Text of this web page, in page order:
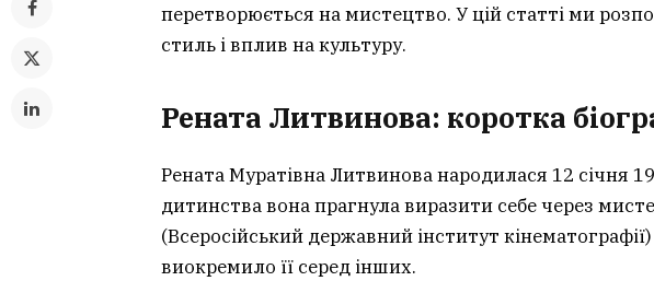
перетворюється на мистецтво. У цій статті ми
стиль і вплив на культуру.
Рената Литвинова: коротка
Рената Муратівна Литвинова народилася 12 січня
дитинства вона прагнула виразити себе через
(Всеросійський державний інститут
виокремило її серед інших.